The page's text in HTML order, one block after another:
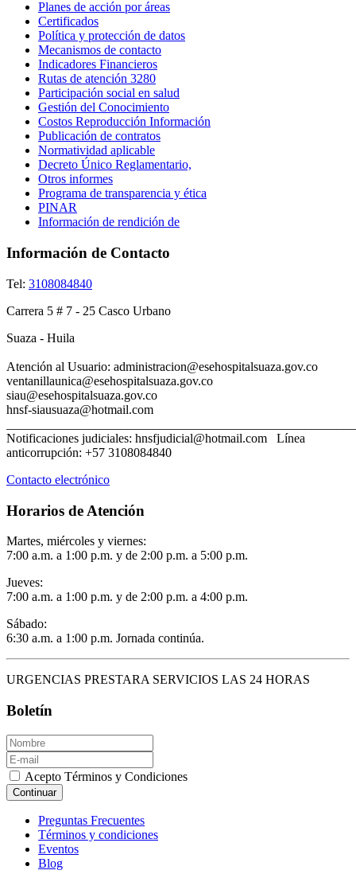
Planes de acción por áreas
Certificados
Política y protección de datos
Mecanismos de contacto
Indicadores Financieros
Rutas de atención 3280
Participación social en salud
Gestión del Conocimiento
Costos Reproducción Información
Publicación de contratos
Normatividad aplicable
Decreto Único Reglamentario,
Otros informes
Programa de transparencia y ética
PINAR
Información de rendición de
Información de Contacto
Tel: 3108084840
Carrera 5 # 7 - 25 Casco Urbano
Suaza - Huila
Atención al Usuario: administracion@esehospitalsuaza.gov.co
ventanillaunica@esehospitalsuaza.gov.co
hnsf-siausuaza@hotmail.com
Notificaciones judiciales: hnsfjudicial@hotmail.com Línea
anticorrupción: +57 3108084840
Contacto electrónico
Horarios de Atención
Martes, miércoles y viernes:
7:00 a.m. a 1:00 p.m. y de 2:00 p.m. a 5:00 p.m.
Jueves:
7:00 a.m. a 1:00 p.m. y de 2:00 p.m. a 4:00 p.m.
Sábado:
6:30 a.m. a 1:00 p.m. Jornada continúa.
URGENCIAS PRESTARA SERVICIOS LAS 24 HORAS
Boletín
Acepto Términos y Condiciones
Continuar
Preguntas Frecuentes
Términos y condiciones
Eventos
Blog